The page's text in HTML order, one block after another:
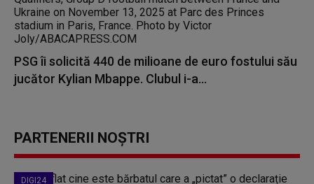
PSG îi solicită 440 de milioane de euro fostului său
jucător Kylian Mbappe. Clubul i-a...
PARTENERII NOȘTRI
DIGI24